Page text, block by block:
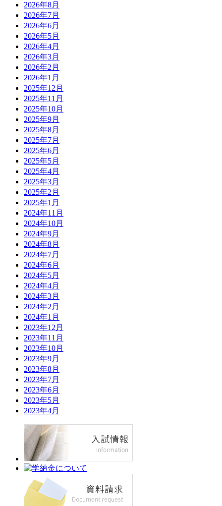
2026年8月
2026年7月
2026年6月
2026年5月
2026年4月
2026年3月
2026年2月
2026年1月
2025年12月
2025年11月
2025年10月
2025年9月
2025年8月
2025年7月
2025年6月
2025年5月
2025年4月
2025年3月
2025年2月
2025年1月
2024年11月
2024年10月
2024年9月
2024年8月
2024年7月
2024年6月
2024年5月
2024年4月
2024年3月
2024年2月
2024年1月
2023年12月
2023年11月
2023年10月
2023年9月
2023年8月
2023年7月
2023年6月
2023年5月
2023年4月